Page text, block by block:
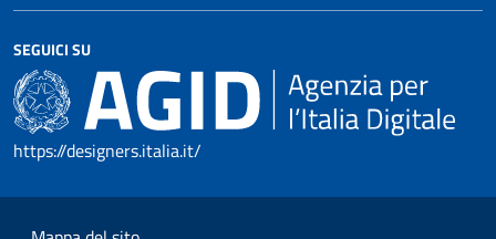
SEGUICI SU
https://designers.italia.it/